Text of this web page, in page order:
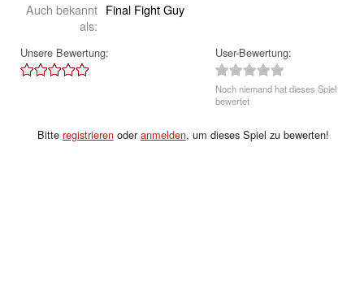
Auch bekannt
als:
Final Fight Guy
Unsere Bewertung: User-Bewertung:
Noch niemand hat dieses Spiel
bewertet
Bitte registrierenoderanmelden, um dieses Spiel zu bewerten!